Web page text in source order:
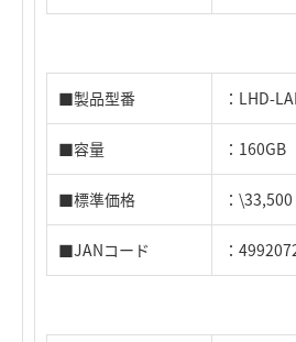
■製品型番 ：LHD-
■容量 ：160GB
■標準価格 ：\33,500
■JANコード ：